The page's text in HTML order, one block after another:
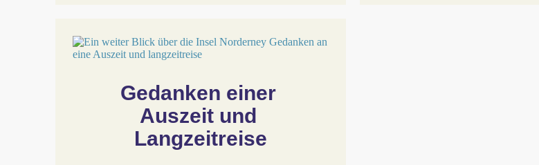
Gedanken einer
Auszeit und
Langzeitreise